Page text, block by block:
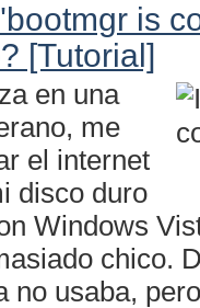
is
[Tutorial]
en una
me
el internet
disco duro
Windows
chico.
no usaba,